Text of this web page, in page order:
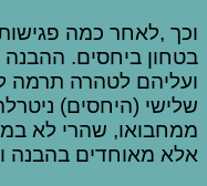
וכך ,לאחר כמה
בטחון ביחסים.
ועליהם לטהרה תרמה
שלישי (היחסים)
ממחבואו, שהרי לא
אלא מאוחדים בהבנה